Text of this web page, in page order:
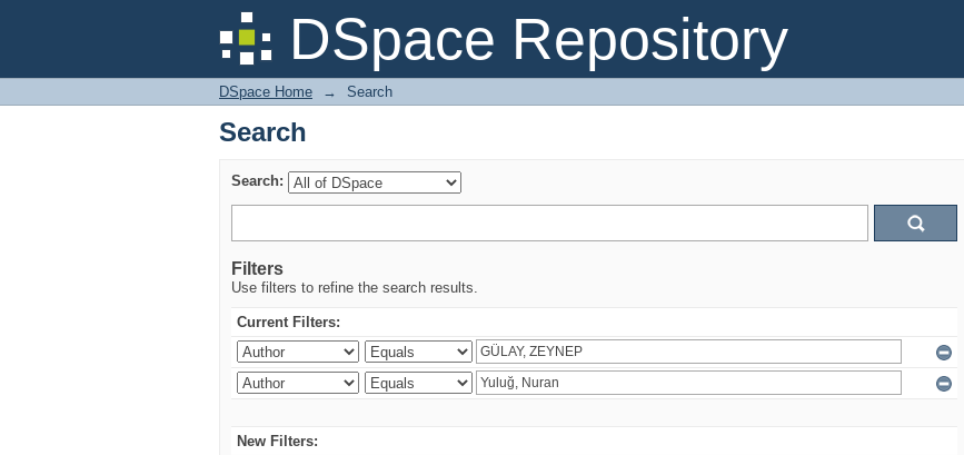
DSpace Repository
Search
DSpace Home → Search
Search
Search:
Filters
Use filters to refine the search results.
Current Filters:
New Filters: